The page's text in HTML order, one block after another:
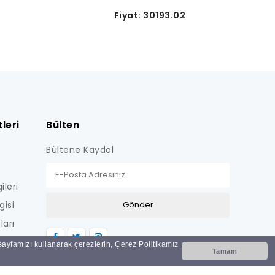
kullanarak çerezlerin, Çerez Politikamız
Tamam
Fiyat: 30193.02
Bülten
Bültene Kaydol